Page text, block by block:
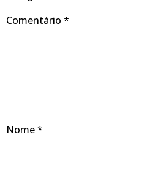
Comentário *
Nome*